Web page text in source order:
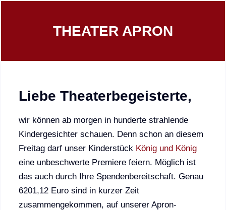
THEATER APRON
Liebe Theaterbegeisterte,
wir können ab morgen in hunderte strahlende
Kindergesichter schauen. Denn schon an diesem
Freitag darf unser Kinderstück König und König
eine unbeschwerte Premiere feiern. Möglich ist
das auch durch Ihre Spendenbereitschaft. Genau
6201,12 Euro sind in kurzer Zeit
zusammengekommen, auf unserer Apron-